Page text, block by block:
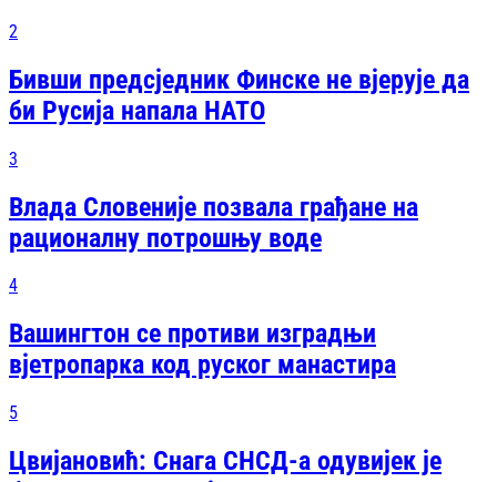
2
Бивши предсједник Финске не вјерује да
би Русија напала НАТО
3
Влада Словеније позвала грађане на
рационалну потрошњу воде
4
Вашингтон се противи изградњи
вјетропарка код руског манастира
5
Цвијановић: Снага СНСД-а одувијек је